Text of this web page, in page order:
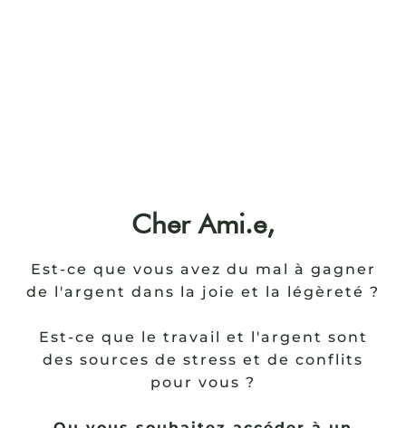
Cher Ami.e,
Est-ce que vous avez du mal à gagner
de l'argent dans la joie et la légèreté ?
Est-ce que le travail et l'argent sont
des sources de stress et de conflits
pour vous ?